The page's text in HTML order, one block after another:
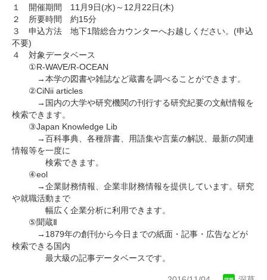
１ 開催期間 11月9日(水)～12月22日(木)
２ 所要時間 約15分
３ 申込方法 地下1階総合カウンターへお越しください。(申込
不要)
４ 対象データベース
①R-WAVE/R-OCEAN
→本学の図書や雑誌など蔵書を調べることができます。
②CiNii articles
→国内の大学や研究機関の刊行する研究紀要の文献情報を
検索できます。
③Japan Knowledge Lib
→百科事典、各種辞書、用語集や言葉の解説、最新の関連
情報等を一度に
検索できます。
④eol
→企業財務情報、企業非財務情報を提供しています。研究
や就職活動まで
幅広く企業分析に利用できます。
⑤聞蔵Ⅱ
→1879年の創刊から今日までの紙面・記事・ 広告などが
検索できる国内
最大級の記事データベースです。